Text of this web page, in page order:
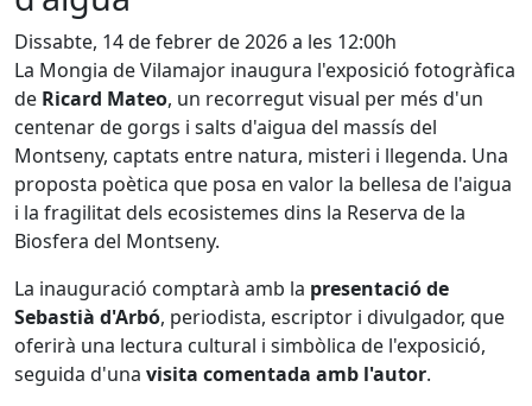
Dissabte, 14 de febrer de 2026 a les 12:00h
La Mongia de Vilamajor inaugura l'exposició fotogràfica
de Ricard Mateo, un recorregut visual per més d'un
centenar de gorgs i salts d'aigua del massís del
Montseny, captats entre natura, misteri i llegenda. Una
proposta poètica que posa en valor la bellesa de l'aigua
i la fragilitat dels ecosistemes dins la Reserva de la
Biosfera del Montseny.
La inauguració comptarà amb la presentació de
Sebastià d'Arbó, periodista, escriptor i divulgador, que
oferirà una lectura cultural i simbòlica de l'exposició,
seguida d'una visita comentada amb l'autor.